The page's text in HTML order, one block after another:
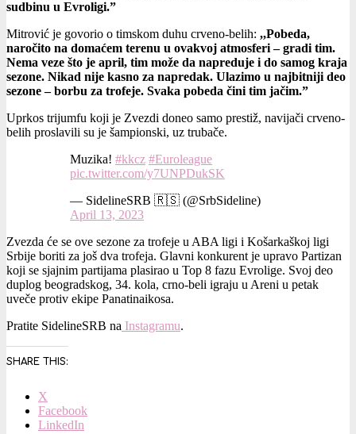
sudbinu u Evroligi.”
Mitrović je govorio o timskom duhu crveno-belih: ,,Pobeda,
naročito na domaćem terenu u ovakvoj atmosferi – gradi tim.
Nema veze što je april, tim može da napreduje i do samog kraja
sezone. Nikad nije kasno za napredak. Ulazimo u najbitniji deo
sezone – borbu za trofeje. Svaka pobeda čini tim jačim.”
Uprkos trijumfu koji je Zvezdi doneo samo prestiž, navijači crveno-
belih proslavili su je šampionski, uz trubače.
Muzika! #kkcz #Euroleague
pic.twitter.com/y7UNPDukSK
— SidelineSRB 🇷🇸 (@SrbSideline)
April 13, 2023
Zvezda će se ove sezone za trofeje u ABA ligi i Košarkaškoj ligi
Srbije boriti za još dva trofeja. Glavni konkurent je upravo Partizan
koji se sjajnim partijama plasirao u Top 8 fazu Evrolige. Svoj deo
duplog beogradskog, 34. kola, crno-beli igraju u Areni u petak
uveče protiv ekipe Panatinaikosa.
Pratite SidelineSRB na Instagramu.
SHARE THIS:
X
Facebook
LinkedIn